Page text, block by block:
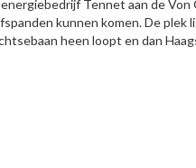
Tennet aan de
kunnen komen. De
heen loopt en dan